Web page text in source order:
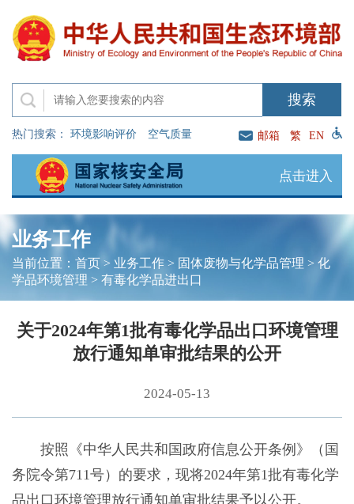
热门搜索： 环境影响评价 空气质量 邮箱 繁 EN
点击进入
业务工作
当前位置： 首页> 业务工作> 固体废物与化学品管理 > 化
学品环境管理 > 有毒化学品进出口
关于2024年第1批有毒化学品出口环境管理
放行通知单审批结果的公开
2024-05-13
按照《中华人民共和国政府信息公开条例》（国
务院令第711号）的要求，现将2024年第1批有毒化学
品出口环境管理放行通知单审批结果予以公开。